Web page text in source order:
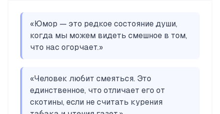
«Юмор — это редкое состояние души,
когда мы можем видеть смешное в том,
что нас огорчает.»
«Человек любит смеяться. Это
единственное, что отличает его от
скотины, если не считать курения